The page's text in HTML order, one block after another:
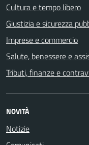
Cultura e tempo libero
Giustizia e sicurezza
Imprese e commercio
Salute, benessere e
Tributi, finanze e
NOVITÀ
Notizie